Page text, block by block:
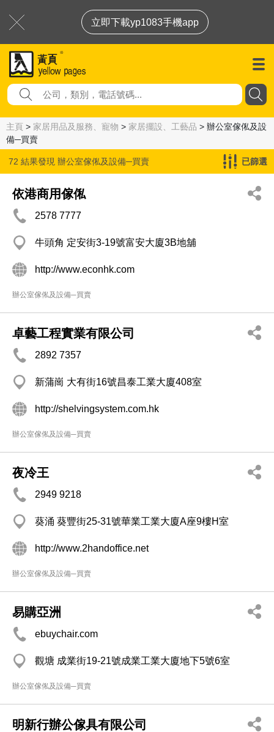
立即下載yp1083手機app
主頁 > 家居用品及服務、寵物 > 家居擺設、工藝品 > 辦公室傢俬及設
備─買賣
72 結果發現 辦公室傢俬及設備─買賣 已篩選
依港商用傢俬
2578 7777
牛頭角 定安街3-19號富安大廈3B地舖
http://www.econhk.com
辦公室傢俬及設備─買賣
卓藝工程實業有限公司
2892 7357
新蒲崗 大有街16號昌泰工業大廈408室
http://shelvingsystem.com.hk
辦公室傢俬及設備─買賣
夜冷王
2949 9218
葵涌 葵豐街25-31號華業工業大廈A座9樓H室
http://www.2handoffice.net
辦公室傢俬及設備─買賣
易購亞洲
ebuychair.com
觀塘 成業街19-21號成業工業大廈地下5號6室
辦公室傢俬及設備─買賣
明新行辦公傢具有限公司